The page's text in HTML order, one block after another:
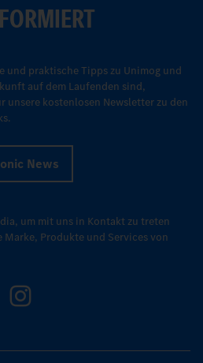
und praktische Tipps zu Unimog und
auf dem Laufenden sind,
unsere kostenlosen Newsletter zu den
News
um mit uns in Kontakt zu treten
Produkte und Services von